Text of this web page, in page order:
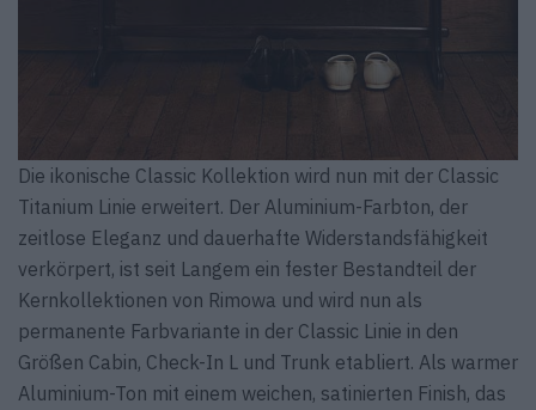
Die ikonische Classic Kollektion wird nun mit der Classic
Titanium Linie erweitert. Der Aluminium-Farbton, der
zeitlose Eleganz und dauerhafte Widerstandsfähigkeit
verkörpert, ist seit Langem ein fester Bestandteil der
Kernkollektionen von Rimowa und wird nun als
permanente Farbvariante in der Classic Linie in den
Größen Cabin, Check-In L und Trunk etabliert. Als warmer
Aluminium-Ton mit einem weichen, satinierten Finish, das